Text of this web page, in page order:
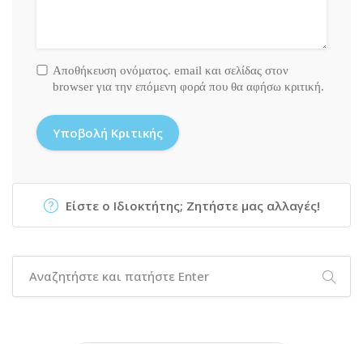
Αποθήκευση ονόματος. email και σελίδας στον
browser για την επόμενη φορά που θα αφήσω κριτική.
Είστε ο Ιδιοκτήτης; Ζητήστε μας αλλαγές!